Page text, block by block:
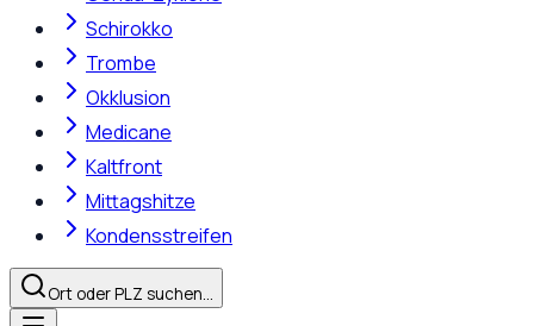
Schirokko
Trombe
Okklusion
Medicane
Kaltfront
Mittagshitze
Kondensstreifen
Ort oder PLZ suchen…